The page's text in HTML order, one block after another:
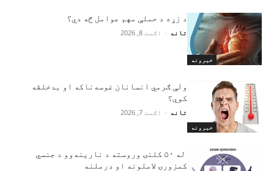
خبرونه
د زړه د حملې مهم عوامل څه دي؟
تاند - اګست 8, 2026
خبرونه
ولې ګرمي انسانان غوسه‌ناکه او بدخلقه
کوي؟
تاند - اګست 7, 2026
له ۵۰ کلنۍ وروسته د نارینه‌وو د جنسي
کمزورۍ لاملونه او درملنه